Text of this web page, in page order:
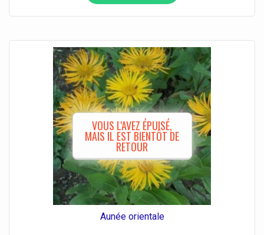
VOUS L'AVEZ ÉPUISÉ,
MAIS IL EST BIENTÔT DE
RETOUR
Aunée orientale